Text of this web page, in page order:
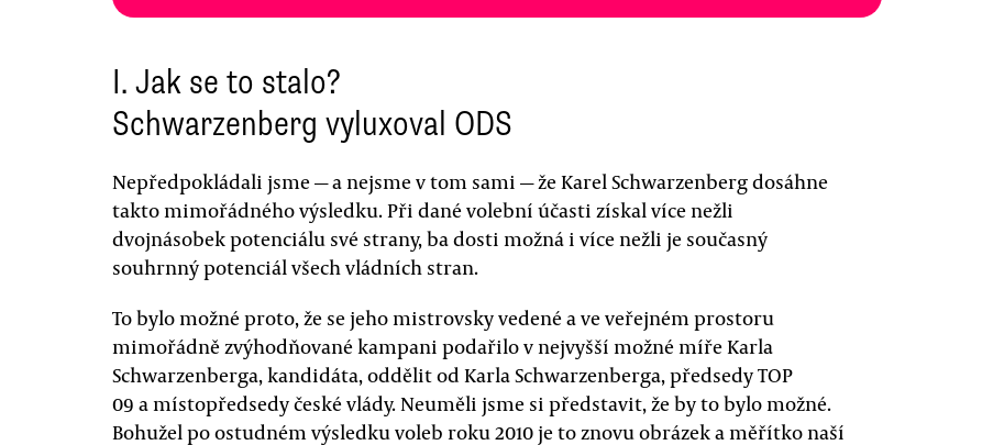
I. Jak se to stalo?
Schwarzenberg vyluxoval ODS
Nepředpokládali jsme — a nejsme v tom sami — že Karel Schwarzenberg dosáhne
takto mimořádného výsledku. Při dané volební účasti získal více nežli
dvojnásobek potenciálu své strany, ba dosti možná i více nežli je současný
souhrnný potenciál všech vládních stran.
To bylo možné proto, že se jeho mistrovsky vedené a ve veřejném prostoru
mimořádně zvýhodňované kampani podařilo v nejvyšší možné míře Karla
Schwarzenberga, kandidáta, oddělit od Karla Schwarzenberga, předsedy TOP
09 a místopředsedy české vlády. Neuměli jsme si představit, že by to bylo možné.
Bohužel po ostudném výsledku voleb roku 2010 je to znovu obrázek a měřítko naší